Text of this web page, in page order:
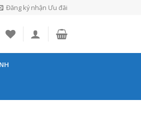
Đăng ký nhận Ưu đãi